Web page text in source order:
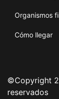
Organismos
Cómo llegar
©Copyright
reservados